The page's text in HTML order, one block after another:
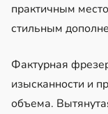
практичным
стильным
Фактурная
изысканности и
объема.